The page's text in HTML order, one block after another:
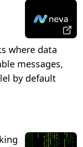
where data
messages,
by default